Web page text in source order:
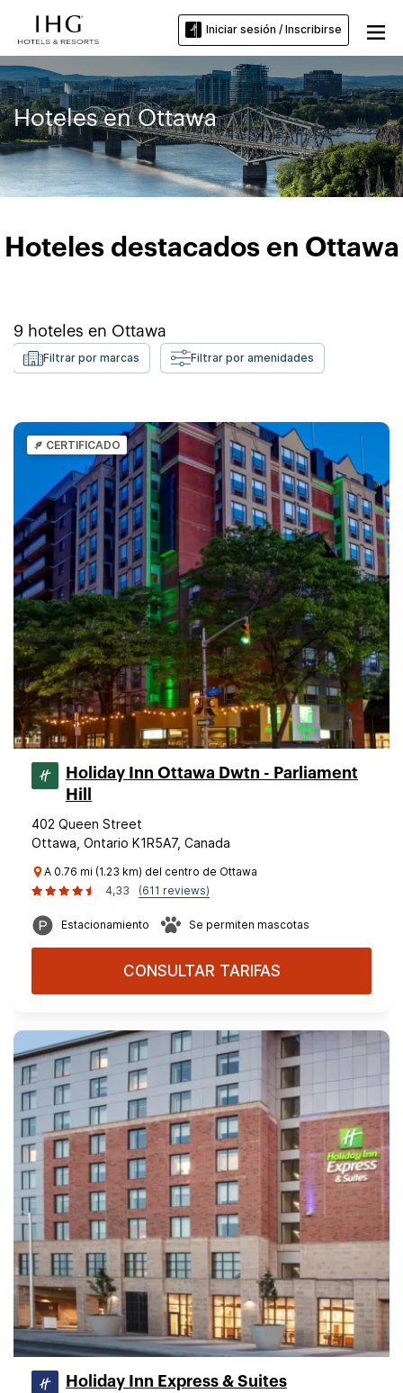
Iniciar sesión / Inscribirse
Hoteles en Ottawa
Hoteles destacados en Ottawa
9 hoteles en Ottawa
Filtrar por marcas Filtrar por amenidades
CERTIFICADO
Holiday Inn Ottawa Dwtn - Parliament
Hill
402 Queen Street
Ottawa, Ontario K1R5A7, Canada
A 0.76 mi (1.23 km) del centro de Ottawa
4,33
(611 reviews)
Estacionamiento Se permiten mascotas
CONSULTAR TARIFAS
Holiday Inn Express & Suites